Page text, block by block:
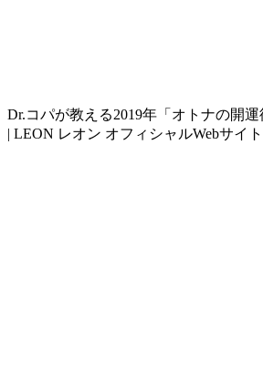
Dr.コパが教える2019年「オトナの開
| LEON レオン オフィシャルWebサイト